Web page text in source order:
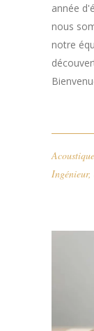
année
nous
notre
Acoustique
Ingénieur,